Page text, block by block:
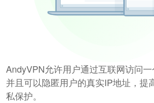
AndyVPN允许用户通过互联网访问一
并且可以隐匿用户的真实IP地址，提
私保护。